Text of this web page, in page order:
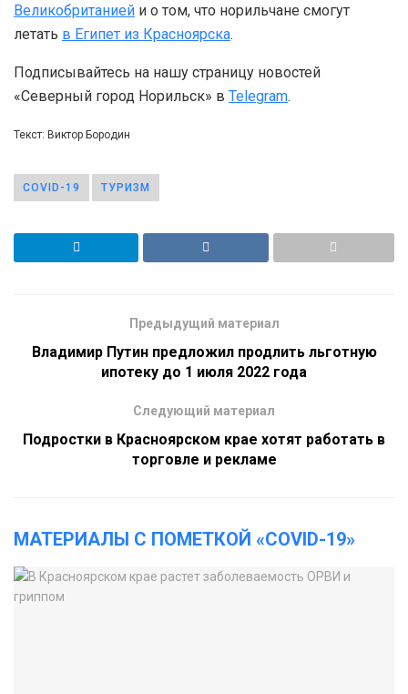
Великобританией и о том, что норильчане смогут
летать в Египет из Красноярска.
Подписывайтесь на нашу страницу новостей
«Северный город Норильск» в Telegram.
Текст: Виктор Бородин
COVID-19 ТУРИЗМ
Предыдущий материал
Владимир Путин предложил продлить льготную
ипотеку до 1 июля 2022 года
Следующий материал
Подростки в Красноярском крае хотят работать в
торговле и рекламе
МАТЕРИАЛЫ С ПОМЕТКОЙ «COVID-19»